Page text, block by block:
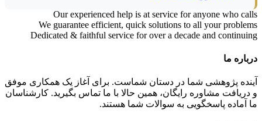
Our experienced help is at service for anyone who calls
We guarantee efficient, quick solutions to all your problems
Dedicated & faithful service for over a decade and continuing
درباره ما
آینده پژوهشی شما در دستان شماست. برای آغاز یک همکاری موفق
و دریافت مشاوره رایگان، همین حالا با ما تماس بگیرید. کارشناسان
ما آماده پاسخگویی به سوالات شما هستند.